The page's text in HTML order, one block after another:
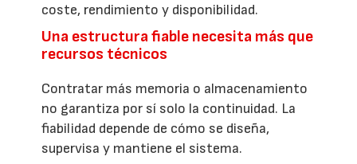
coste, rendimiento y disponibilidad.
Una estructura fiable necesita más que
recursos técnicos
Contratar más memoria o almacenamiento
no garantiza por sí solo la continuidad. La
fiabilidad depende de cómo se diseña,
supervisa y mantiene el sistema.